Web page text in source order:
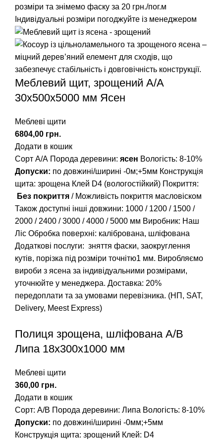
розміри та знімемо фаску за 20 грн./пог.м
Індивідуальні розміри погоджуйте із менеджером
Меблевий щит, зрощений A/А
30х500х5000 мм Ясен
Меблеві щити
грн.
Додати в кошик
Сорт А/А Порода деревини: ясен Вологість: 8-10%
Допуски: по довжині/ширині -0м;+5мм Конструкція
щита: зрощена Клей D4 (вологостійкий) Покриття:
Без покриття / Можливість покриття масловіском
Також доступні інші довжини: 1000 / 1200 / 1500 /
2000 / 2400 /3000 /4000 /5000 мм Виробник: Наш
Ліс Обробка поверхні: калібрована, шліфована
Додаткові послуги: зняття фаски, заокруглення
кутів, порізка під розміри точнітю1 мм. Виробляємо
вироби з ясена за індивідуальними розмірами,
уточнюйте у менеджера. Доставка: 20%
передоплати та за умовами перевізника. (НП, SAT,
Delivery, Meest Express)
Полиця зрощена, шліфована А/В
Липа 18х300х1000 мм
Меблеві щити
грн.
Додати в кошик
Сорт: А/В Порода деревини: Липа Вологість: 8-10%
Допуски: по довжині/ширині -0мм;+5мм
Конструкція щита: зрощений Клей: D4